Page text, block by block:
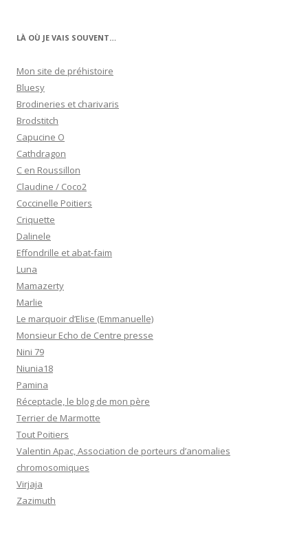
LÀ OÙ JE VAIS SOUVENT…
Mon site de préhistoire
Bluesy
Brodineries et charivaris
Brodstitch
Capucine O
Cathdragon
C en Roussillon
Claudine / Coco2
Coccinelle Poitiers
Criquette
Dalinele
Effondrille et abat-faim
Luna
Mamazerty
Marlie
Le marquoir d’Elise (Emmanuelle)
Monsieur Echo de Centre presse
Nini 79
Niunia18
Pamina
Réceptacle, le blog de mon père
Terrier de Marmotte
Tout Poitiers
Valentin Apac, Association de porteurs d’anomalies
chromosomiques
Virjaja
Zazimuth